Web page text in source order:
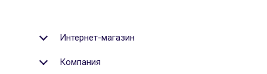
Интернет-магазин
Компания